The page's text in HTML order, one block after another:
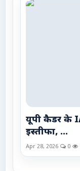
यूपी कैडर के
इस्तीफा, ...
Apr 28, 2026 0